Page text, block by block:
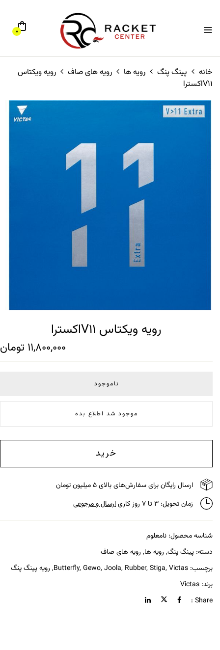
0
خانه پینگ پنگ رویه ها رویه های صاف
رویه ویکتاس
V11اکسترا
رویه ویکتاس V11اکسترا
11,800,000 تومان
ناموجود
موجود شد اطلاع بده
خرید
ارسال رایگان برای سفارش‌های بالای ۵ میلیون تومان
زمان تحویل: ۳ تا ۷ روز کاری
ارسال و مرجوعی
شناسه محصول: نامعلوم
دسته: پینگ پنگ, رویه ها, رویه های صاف
برچسب:
Butterfly,Gewo,Joola, Rubber,Stiga,Victas
, رویه پینگ پنگ
برند: Victas
Share :